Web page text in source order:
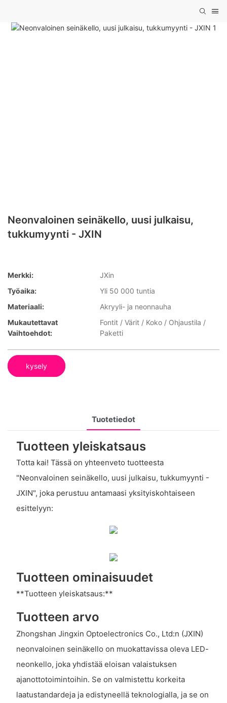
Neonvaloinen seinäkello, uusi julkaisu,
tukkumyynti - JXIN
Merkki:
JXin
Työaika:
Yli 50 000 tuntia
Materiaali:
Akryyli- ja neonnauha
Mukautettavat
Vaihtoehdot:
Fontit / Värit / Koko / Ohjaustila /
Paketti
kysely
Tuotetiedot
Tuotteen yleiskatsaus
Totta kai! Tässä on yhteenveto tuotteesta
"Neonvaloinen seinäkello, uusi julkaisu, tukkumyynti -
JXIN", joka perustuu antamaasi yksityiskohtaiseen
esittelyyn:
Tuotteen ominaisuudet
**Tuotteen yleiskatsaus:**
Tuotteen arvo
Zhongshan Jingxin Optoelectronics Co., Ltd:n (JXIN)
neonvaloinen seinäkello on muokattavissa oleva LED-
neonkello, joka yhdistää eloisan valaistuksen
ajanottotoimintoihin. Se on valmistettu korkeita
laatustandardeja ja edistyneellä teknologialla, ja se on